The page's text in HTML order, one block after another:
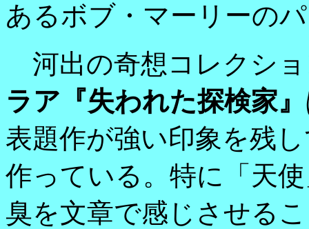
あるボブ・マーリーの
河出の奇想コレクシ
ラア『失われた探検家』
表題作が強い印象を残
作っている。特に「天
臭を文章で感じさせる